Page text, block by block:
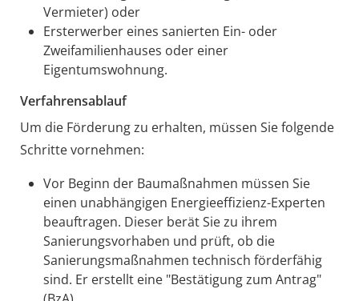
Vermieter) oder
Ersterwerber eines sanierten Ein- oder
Zweifamilienhauses oder einer
Eigentumswohnung.
Verfahrensablauf
Um die Förderung zu erhalten, müssen Sie folgende
Schritte vornehmen:
Vor Beginn der Baumaßnahmen müssen Sie
einen unabhängigen Energieeffizienz-Experten
beauftragen. Dieser berät Sie zu ihrem
Sanierungsvorhaben und prüft, ob die
Sanierungsmaßnahmen technisch förderfähig
sind. Er erstellt eine "Bestätigung zum Antrag"